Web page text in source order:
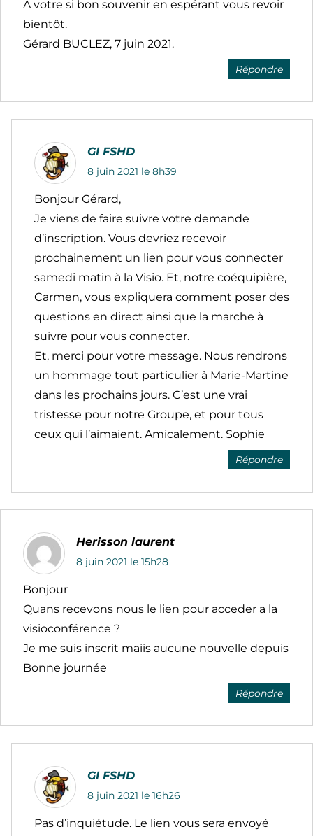
A votre si bon souvenir en espérant vous revoir
bientôt.
Gérard BUCLEZ, 7 juin 2021.
Répondre
GI FSHD
8 juin 2021 le 8h39
Bonjour Gérard,
Je viens de faire suivre votre demande
d’inscription. Vous devriez recevoir
prochainement un lien pour vous connecter
samedi matin à la Visio. Et, notre coéquipière,
Carmen, vous expliquera comment poser des
questions en direct ainsi que la marche à
suivre pour vous connecter.
Et, merci pour votre message. Nous rendrons
un hommage tout particulier à Marie-Martine
dans les prochains jours. C’est une vrai
tristesse pour notre Groupe, et pour tous
ceux qui l’aimaient. Amicalement. Sophie
Répondre
Herisson laurent
8 juin 2021 le 15h28
Bonjour
Quans recevons nous le lien pour acceder a la
visioconférence ?
Je me suis inscrit maiis aucune nouvelle depuis
Bonne journée
Répondre
GI FSHD
8 juin 2021 le 16h26
Pas d’inquiétude. Le lien vous sera envoyé